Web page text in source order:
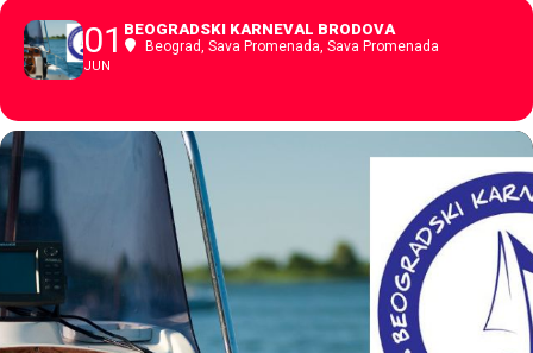
01
JUN
BEOGRADSKI KARNEVAL BRODOVA
Beograd, Sava Promenada , Sava Promenada